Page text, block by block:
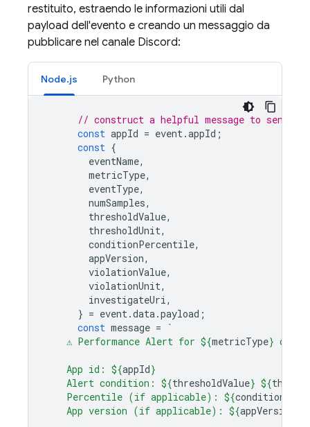
restituito, estraendo le informazioni utili dal
payload dell'evento e creando un messaggio da
pubblicare nel canale Discord:
Node.js Python
// construct a helpful message to send to
const appId = event.appId ;
const {
eventName,
metricType,
eventType,
numSamples,
thresholdValue,
thresholdUnit,
conditionPercentile,
appVersion,
violationValue,
violationUnit,
investigateUri,
} = event.data.payload ;
const message =
`
    ⚠️ Performance Alert for
${metricType} of
    App id:
${appId}
    Alert condition:
${thresholdValue} ${
    Percentile (if applicable):
${
    App version (if applicable):
${appVersion